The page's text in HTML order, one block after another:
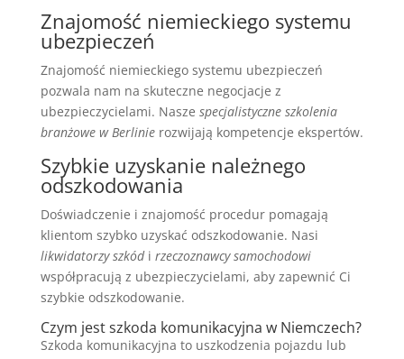
Znajomość niemieckiego systemu
ubezpieczeń
Znajomość niemieckiego systemu ubezpieczeń
pozwala nam na skuteczne negocjacje z
ubezpieczycielami. Nasze specjalistyczne szkolenia
branżowe w Berlinierozwijają kompetencje ekspertów.
Szybkie uzyskanie należnego
odszkodowania
Doświadczenie i znajomość procedur pomagają
klientom szybko uzyskać odszkodowanie. Nasi
likwidatorzy szkódi rzeczoznawcy samochodowi
współpracują z ubezpieczycielami, aby zapewnić Ci
szybkie odszkodowanie.
Czym jest szkoda komunikacyjna w Niemczech?
Szkoda komunikacyjna to uszkodzenia pojazdu lub